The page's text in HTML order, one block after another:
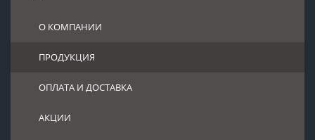
О КОМПАНИИ
ПРОДУКЦИЯ
ОПЛАТА И ДОСТАВКА
АКЦИИ